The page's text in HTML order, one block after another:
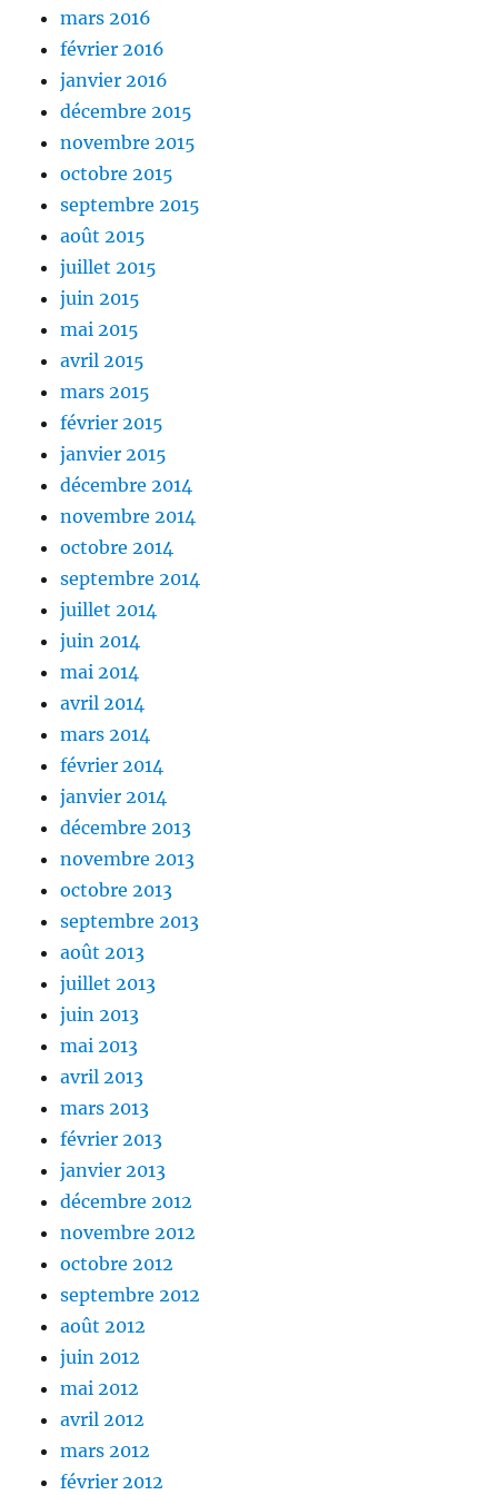
mars 2016
février 2016
janvier 2016
décembre 2015
novembre 2015
octobre 2015
septembre 2015
août 2015
juillet 2015
juin 2015
mai 2015
avril 2015
mars 2015
février 2015
janvier 2015
décembre 2014
novembre 2014
octobre 2014
septembre 2014
juillet 2014
juin 2014
mai 2014
avril 2014
mars 2014
février 2014
janvier 2014
décembre 2013
novembre 2013
octobre 2013
septembre 2013
août 2013
juillet 2013
juin 2013
mai 2013
avril 2013
mars 2013
février 2013
janvier 2013
décembre 2012
novembre 2012
octobre 2012
septembre 2012
août 2012
juin 2012
mai 2012
avril 2012
mars 2012
février 2012